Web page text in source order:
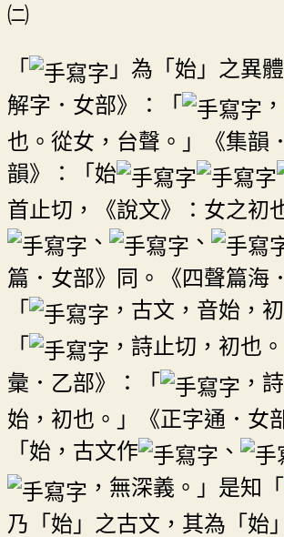
㈡
「
」為「始」之異
解字．女部》：「
也。從女，台聲。」《集韻
韻》：「始
首止切，《說文》：女之初
、
、
篇．女部》同。《四聲篇海
「
，古文，音始，
「
，詩止切，初也
彙．乙部》：「
，
始，初也。」《正字通．女
「始，古文作
、
，無深義。」是知「
乃「始」之古文，其為「始